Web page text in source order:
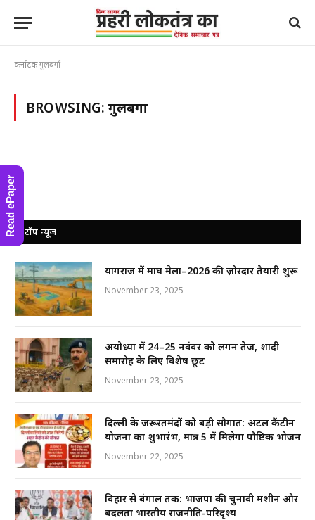
कर्नाटकगुलबर्गा
BROWSING: गुलबर्गा
टॉप न्यूज
प्रयागराज में माघ मेला–2026 की ज़ोरदार तैयारी शुरू
November 23, 2025
अयोध्या में 24–25 नवंबर को लगन तेज, शादी
समारोह के लिए विशेष छूट
November 23, 2025
दिल्ली के जरूरतमंदों को बड़ी सौगात: अटल कैंटीन
योजना का शुभारंभ, मात्र ₹5 में मिलेगा पौष्टिक भोजन
November 22, 2025
बिहार से बंगाल तक: भाजपा की चुनावी मशीन और
बदलता भारतीय राजनीति-परिदृश्य
Read ePaper